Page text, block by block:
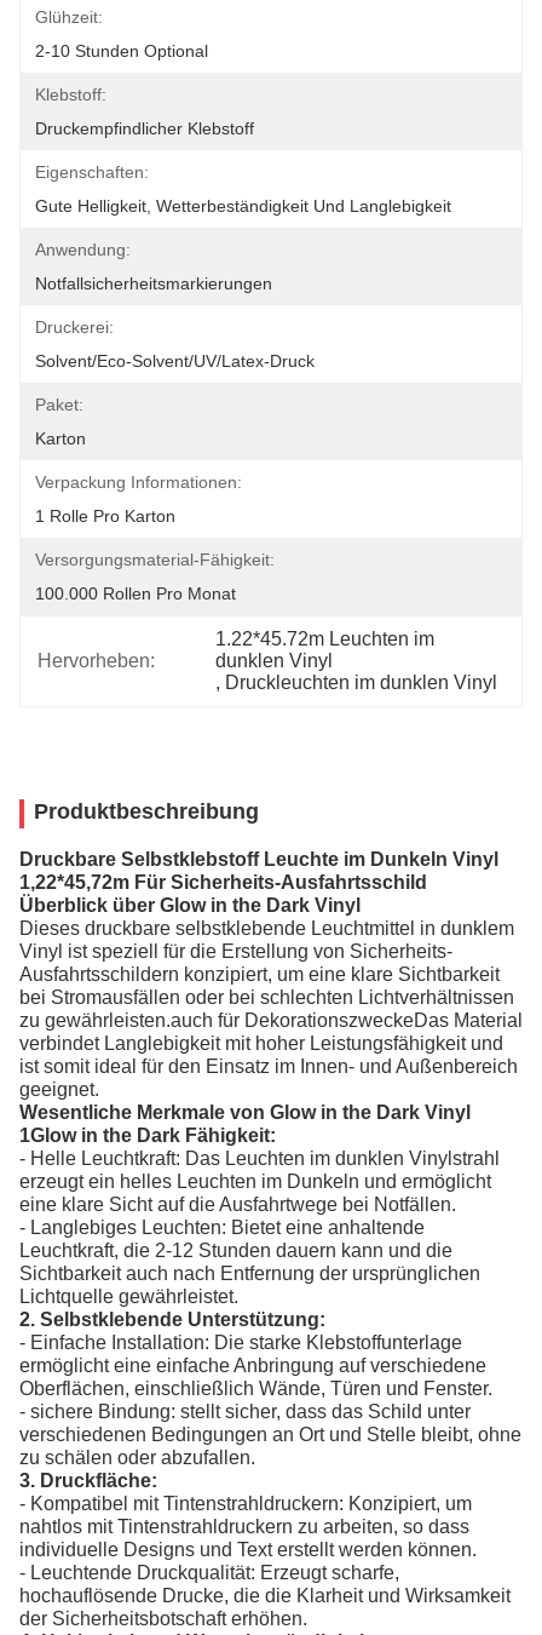
Glühzeit:
2-10 Stunden Optional
Klebstoff:
Druckempfindlicher Klebstoff
Eigenschaften:
Gute Helligkeit, Wetterbeständigkeit Und Langlebigkeit
Anwendung:
Notfallsicherheitsmarkierungen
Druckerei:
Solvent/Eco-Solvent/UV/Latex-Druck
Paket:
Karton
Verpackung Informationen:
1 Rolle Pro Karton
Versorgungsmaterial-Fähigkeit:
100.000 Rollen Pro Monat
Hervorheben:
1.22*45.72m Leuchten im
dunklen Vinyl
, Druckleuchten im dunklen Vinyl
Produktbeschreibung
Druckbare Selbstklebstoff Leuchte im Dunkeln Vinyl
1,22*45,72m Für Sicherheits-Ausfahrtsschild
Überblick über Glow in the Dark Vinyl
Dieses druckbare selbstklebende Leuchtmittel in dunklem
Vinyl ist speziell für die Erstellung von Sicherheits-
Ausfahrtsschildern konzipiert, um eine klare Sichtbarkeit
bei Stromausfällen oder bei schlechten Lichtverhältnissen
zu gewährleisten.auch für DekorationszweckeDas Material
verbindet Langlebigkeit mit hoher Leistungsfähigkeit und
ist somit ideal für den Einsatz im Innen- und Außenbereich
geeignet.
Wesentliche Merkmale von Glow in the Dark Vinyl
1Glow in the Dark Fähigkeit:
- Helle Leuchtkraft: Das Leuchten im dunklen Vinylstrahl
erzeugt ein helles Leuchten im Dunkeln und ermöglicht
eine klare Sicht auf die Ausfahrtwege bei Notfällen.
- Langlebiges Leuchten: Bietet eine anhaltende
Leuchtkraft, die 2-12 Stunden dauern kann und die
Sichtbarkeit auch nach Entfernung der ursprünglichen
Lichtquelle gewährleistet.
2. Selbstklebende Unterstützung:
- Einfache Installation: Die starke Klebstoffunterlage
ermöglicht eine einfache Anbringung auf verschiedene
Oberflächen, einschließlich Wände, Türen und Fenster.
- sichere Bindung: stellt sicher, dass das Schild unter
verschiedenen Bedingungen an Ort und Stelle bleibt, ohne
zu schälen oder abzufallen.
3. Druckfläche:
- Kompatibel mit Tintenstrahldruckern: Konzipiert, um
nahtlos mit Tintenstrahldruckern zu arbeiten, so dass
individuelle Designs und Text erstellt werden können.
- Leuchtende Druckqualität: Erzeugt scharfe,
hochauflösende Drucke, die die Klarheit und Wirksamkeit
der Sicherheitsbotschaft erhöhen.